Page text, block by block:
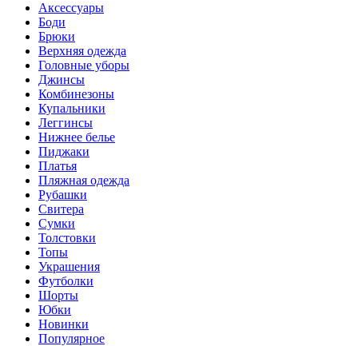
Аксессуары
Боди
Брюки
Верхняя одежда
Головные уборы
Джинсы
Комбинезоны
Купальники
Леггинсы
Нижнее белье
Пиджаки
Платья
Пляжная одежда
Рубашки
Свитера
Сумки
Толстовки
Топы
Украшения
Футболки
Шорты
Юбки
Новинки
Популярное